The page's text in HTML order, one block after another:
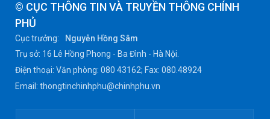
© CỤC THÔNG TIN VÀ TRUYỀN THÔNG CHÍNH
PHỦ
Cục trưởng:
Nguyễn Hồng Sâm
Trụ sở: 16 Lê Hồng Phong - Ba Đình - Hà Nội.
Điện thoại: Văn phòng: 080 43162; Fax: 080.48924
Email: thongtinchinhphu@chinhphu.vn